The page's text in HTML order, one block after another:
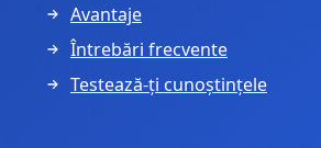
Avantaje
Întrebări frecvente
Testează-ți cunoștințele